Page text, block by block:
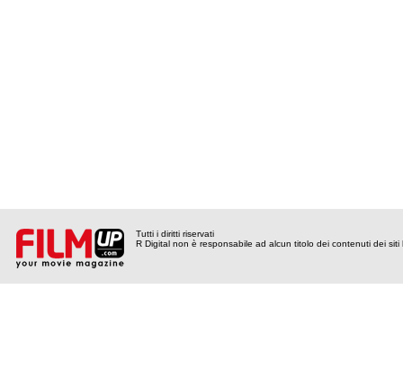
Tutti i diritti riservati
R Digital non è responsabile ad alcun titolo dei contenuti dei siti